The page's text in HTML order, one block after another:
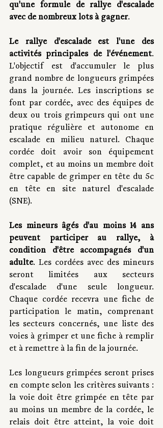
qu'une formule de rallye d'escalade
avec de nombreux lots à gagner.
Le rallye d'escalade est l'une des
activités principales de l'événement.
L'objectif est d'accumuler le plus
grand nombre de longueurs grimpées
dans la journée. Les inscriptions se
font par cordée, avec des équipes de
deux ou trois grimpeurs qui ont une
pratique régulière et autonome en
escalade en milieu naturel. Chaque
cordée doit avoir son équipement
complet, et au moins un membre doit
être capable de grimper en tête du 5c
en tête en site naturel d'escalade
(SNE).
Les mineurs âgés d'au moins 14 ans
peuvent participer au rallye, à
condition d'être accompagnés d'un
adulte. Les cordées avec des mineurs
seront limitées aux secteurs
d'escalade d'une seule longueur.
Chaque cordée recevra une fiche de
participation le matin, comprenant
les secteurs concernés, une liste des
voies à grimper et une fiche à remplir
et à remettre à la fin de la journée.
Les longueurs grimpées seront prises
en compte selon les critères suivants :
la voie doit être grimpée en tête par
au moins un membre de la cordée, le
relais doit être atteint, la voie doit